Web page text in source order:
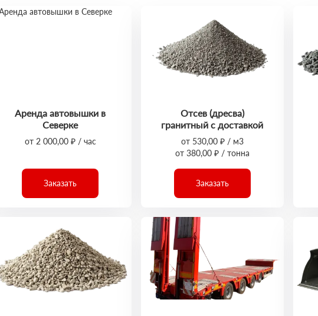
Аренда автовышки в
Северке
от 2 000,00 ₽ / час
Заказать
Отсев (дресва)
гранитный с доставкой
от 530,00 ₽ / м3
от 380,00 ₽ / тонна
Заказать